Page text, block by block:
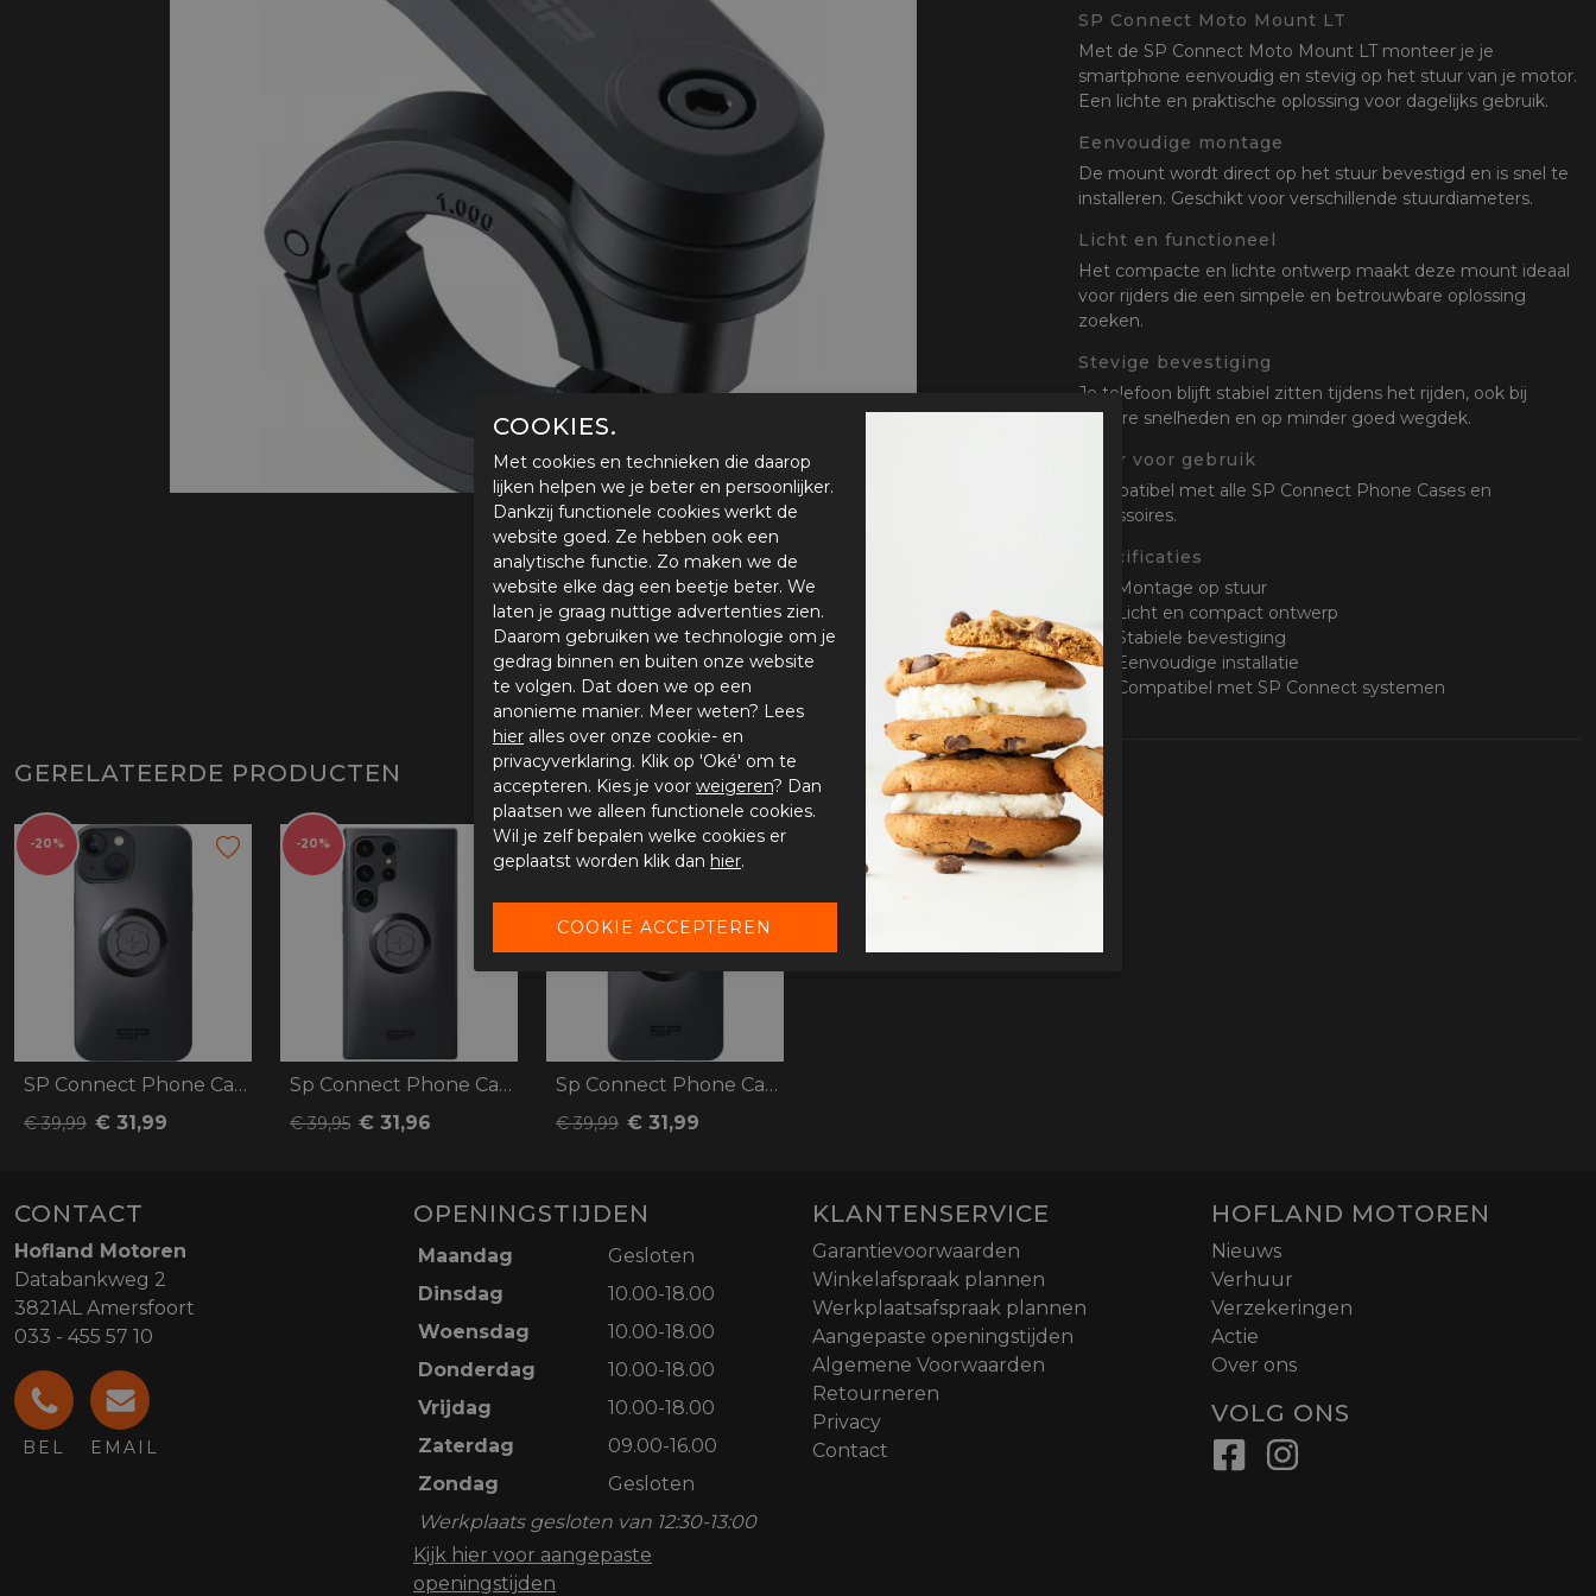
handschoenen
Sloten
Telefoon
SP Connect Moto Mount LT
Met de SP Connect Moto Mount LT monteer je je
smartphone eenvoudig en stevig op het stuur van je motor.
Een lichte en praktische oplossing voor dagelijks gebruik.
Eenvoudige montage
De mount wordt direct op het stuur bevestigd en is snel te
installeren. Geschikt voor verschillende stuurdiameters.
Licht en functioneel
Het compacte en lichte ontwerp maakt deze mount ideaal
voor rijders die een simpele en betrouwbare oplossing
zoeken.
Stevige bevestiging
Je telefoon blijft stabiel zitten tijdens het rijden, ook bij
hogere snelheden en op minder goed wegdek.
Klaar voor gebruik
Compatibel met alle SP Connect Phone Cases en
accessoires.
Specificaties
Montage op stuur
Licht en compact ontwerp
Stabiele bevestiging
Eenvoudige installatie
Compatibel met SP Connect systemen
GERELATEERDE PRODUCTEN
-20%
SP Connect Phone Case SPC+ Iphone 14 plu
€ 39,99 € 31,99
-20%
Sp Connect Phone Case SPC+ S24 Ultra
€ 39,95 € 31,96
-20%
Sp Connect Phone Case SPC+ S25
€ 39,99 € 31,99
CONTACT
Hofland Motoren
Databankweg 2
3821AL Amersfoort
033 - 455 57 10
BEL EMAIL
OPENINGSTIJDEN
Maandag
Gesloten
Dinsdag
10.00-18.00
Woensdag
10.00-18.00
Donderdag
10.00-18.00
Vrijdag
10.00-18.00
Zaterdag
09.00-16.00
Zondag
Gesloten
Werkplaats gesloten van 12:30-13:00
Kijk hier voor aangepaste
openingstijden
KLANTENSERVICE
Garantievoorwaarden
Winkelafspraak plannen
Werkplaatsafspraak plannen
Aangepaste openingstijden
Algemene Voorwaarden
Retourneren
Privacy
Contact
HOFLAND MOTOREN
Nieuws
Verhuur
Verzekeringen
Actie
Over ons
VOLG ONS
COOKIES.
Met cookies en technieken die daarop
lijken helpen we je beter en persoonlijker.
Dankzij functionele cookies werkt de
website goed. Ze hebben ook een
analytische functie. Zo maken we de
website elke dag een beetje beter. We
laten je graag nuttige advertenties zien.
Daarom gebruiken we technologie om je
gedrag binnen en buiten onze website
te volgen. Dat doen we op een
anonieme manier. Meer weten? Lees
hier alles over onze cookie- en
privacyverklaring. Klik op 'Oké' om te
accepteren. Kies je voor weigeren? Dan
plaatsen we alleen functionele cookies.
Wil je zelf bepalen welke cookies er
geplaatst worden klik dan hier.